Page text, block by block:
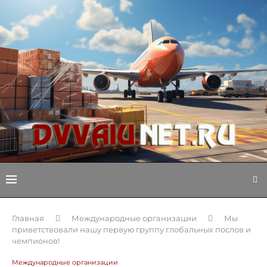
Главная Международные организации
Мы
приветствовали нашу первую группу глобальных послов и
чемпионов!
Международные организации